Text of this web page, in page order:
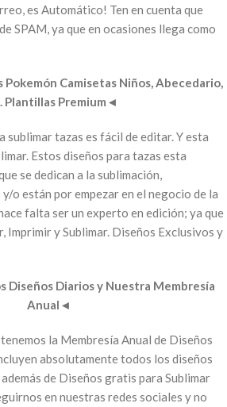
es Automático! Ten en cuenta que
SPAM, ya que en ocasiones llega como
Pokemón Camisetas Niños, Abecedario,
Plantillas Premium ◄
sublimar tazas es fácil de editar. Y esta
Estos diseños para tazas esta
se dedican a la sublimación,
o están por empezar en el negocio de la
falta ser un experto en edición; ya que
Imprimir y Sublimar. Diseños Exclusivos y
Diseños Diarios y Nuestra Membresía
Anual ◄
la Membresía Anual de Diseños
absolutamente todos los diseños
de Diseños gratis para Sublimar
en nuestras redes sociales y no